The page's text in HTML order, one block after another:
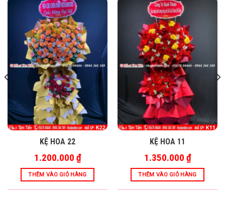
KỆ HOA 22
1.200.000 ₫
THÊM VÀO GIỎ HÀNG
KỆ HOA 11
1.350.000 ₫
THÊM VÀO GIỎ HÀNG